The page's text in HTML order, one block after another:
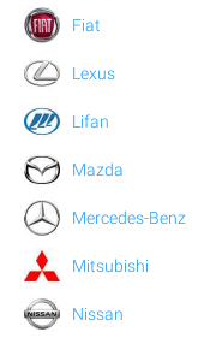
Fiat
Lexus
Lifan
Mazda
Mercedes-Benz
Mitsubishi
Nissan